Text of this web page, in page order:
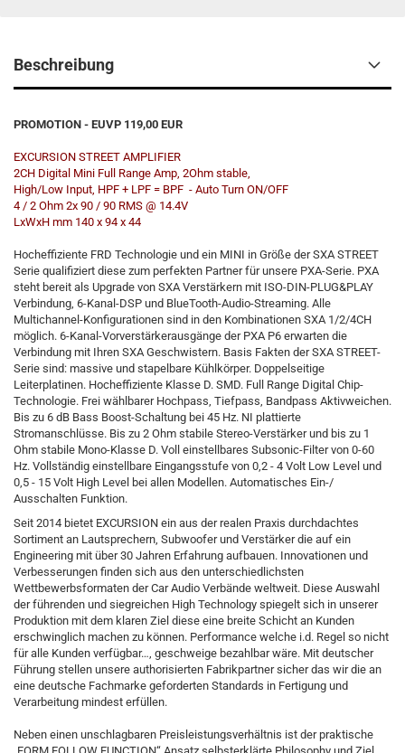
Beschreibung
PROMOTION - EUVP 119,00 EUR
EXCURSION STREET AMPLIFIER
2CH Digital Mini Full Range Amp, 2Ohm stable,
High/Low Input, HPF + LPF = BPF - Auto Turn ON/OFF
4 / 2 Ohm 2x 90 / 90 RMS @ 14.4V
LxWxH mm 140 x 94 x 44
Hocheffiziente FRD Technologie und ein MINI in Größe der SXA STREET
Serie qualifiziert diese zum perfekten Partner für unsere PXA-Serie. PXA
steht bereit als Upgrade von SXA Verstärkern mit ISO-DIN-PLUG&PLAY
Verbindung, 6-Kanal-DSP und BlueTooth-Audio-Streaming. Alle
Multichannel-Konfigurationen sind in den Kombinationen SXA 1/2/4CH
möglich. 6-Kanal-Vorverstärkerausgänge der PXA P6 erwarten die
Verbindung mit Ihren SXA Geschwistern. Basis Fakten der SXA STREET-
Serie sind: massive und stapelbare Kühlkörper. Doppelseitige
Leiterplatinen. Hocheffiziente Klasse D. SMD. Full Range Digital Chip-
Technologie. Frei wählbarer Hochpass, Tiefpass, Bandpass Aktivweichen.
Bis zu 6 dB Bass Boost-Schaltung bei 45 Hz. NI plattierte
Stromanschlüsse. Bis zu 2 Ohm stabile Stereo-Verstärker und bis zu 1
Ohm stabile Mono-Klasse D. Voll einstellbares Subsonic-Filter von 0-60
Hz. Vollständig einstellbare Eingangsstufe von 0,2 - 4 Volt Low Level und
0,5 - 15 Volt High Level bei allen Modellen. Automatisches Ein-/
Ausschalten Funktion.
Seit 2014 bietet EXCURSION ein aus der realen Praxis durchdachtes
Sortiment an Lautsprechern, Subwoofer und Verstärker die auf ein
Engineering mit über 30 Jahren Erfahrung aufbauen. Innovationen und
Verbesserungen finden sich aus den unterschiedlichsten
Wettbewerbsformaten der Car Audio Verbände weltweit. Diese Auswahl
der führenden und siegreichen High Technology spiegelt sich in unserer
Produktion mit dem klaren Ziel diese eine breite Schicht an Kunden
erschwinglich machen zu können. Performance welche i.d. Regel so nicht
für alle Kunden verfügbar…, geschweige bezahlbar wäre. Mit deutscher
Führung stellen unsere authorisierten Fabrikpartner sicher das wir die an
eine deutsche Fachmarke geforderten Standards in Fertigung und
Verarbeitung mindest erfüllen.
Neben einen unschlagbaren Preisleistungsverhältnis ist der praktische